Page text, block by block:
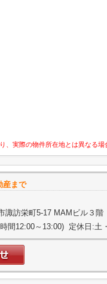
実際の物件所在地とは異なる場
産まで
諏訪栄町5-17 MAMビル３階
間12:00～13:00) 定休日:土